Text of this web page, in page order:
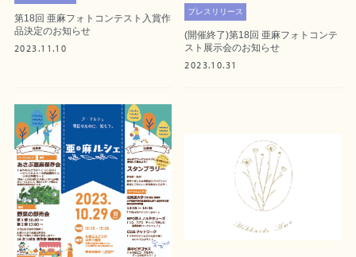
第18回 亜麻フォトコンテスト入賞作
品決定のお知らせ
2023.11.10
プレスリリース
(開催終了)第18回 亜麻フォトコンテ
スト展示会のお知らせ
2023.10.31